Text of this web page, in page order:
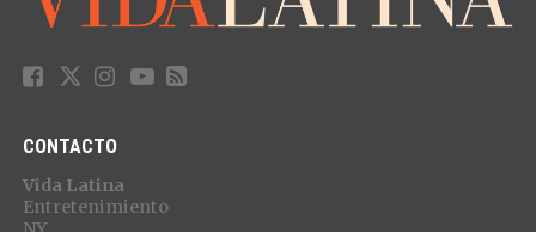
CONTACTO
Vida Latina
Entretenimiento